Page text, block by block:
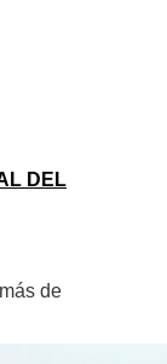
DEL
de